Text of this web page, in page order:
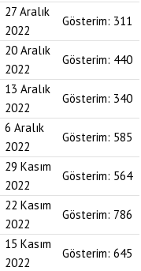
27 Aralık
2022
Gösterim: 311
20 Aralık
2022
Gösterim: 440
13 Aralık
2022
Gösterim: 340
6 Aralık
2022
Gösterim: 585
29 Kasım
2022
Gösterim: 564
22 Kasım
2022
Gösterim: 786
15 Kasım
2022
Gösterim: 645